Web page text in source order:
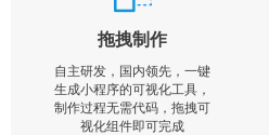
拖拽制作
自主研发，国内领先，一键
生成小程序的可视化工具，
制作过程无需代码，拖拽可
视化组件即可完成